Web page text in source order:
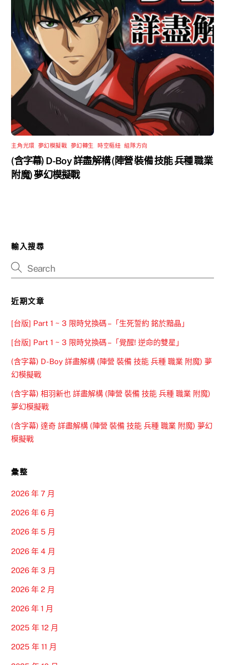
主角光環 夢幻模擬戰 夢幻轉生 時空樞紐 ,組隊方向
(含字幕) D-Boy 詳盡解構 (陣營 裝備 技能 兵種 職業
附魔) 夢幻模擬戰
輸入搜尋
近期文章
[台版] Part 1 ~ 3 限時兌換碼 –「生死誓約 銘於黯晶」
[台版] Part 1 ~ 3 限時兌換碼 –「覺醒! 逆命的雙星」
(含字幕) D-Boy 詳盡解構 (陣營 裝備 技能 兵種 職業 附魔) 夢
幻模擬戰
(含字幕) 相羽新也 詳盡解構 (陣營 裝備 技能 兵種 職業 附魔)
夢幻模擬戰
(含字幕) 達奇 詳盡解構 (陣營 裝備 技能 兵種 職業 附魔) 夢幻
模擬戰
彙整
2026 年 7 月
2026 年 6 月
2026 年 5 月
2026 年 4 月
2026 年 3 月
2026 年 2 月
2026 年 1 月
2025 年 12 月
2025 年 11 月